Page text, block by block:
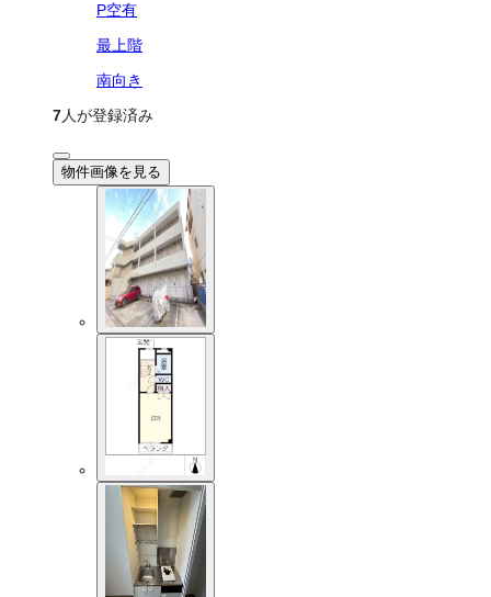
P空有
最上階
南向き
7人が登録済み
物件画像を見る